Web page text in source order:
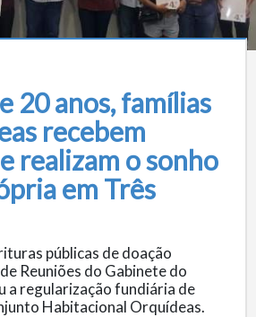
20 anos, famílias
recebem
realizam o sonho
em Três
públicas de doação
Reuniões do Gabinete do
a regularização fundiária de
Habitacional Orquídeas.